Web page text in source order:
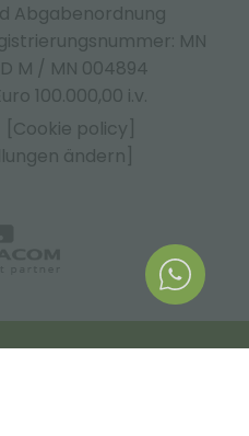
Abgabenordnung
MN
M / MN 004894
100.000,00 i.v.
[Cookie policy]
ändern]